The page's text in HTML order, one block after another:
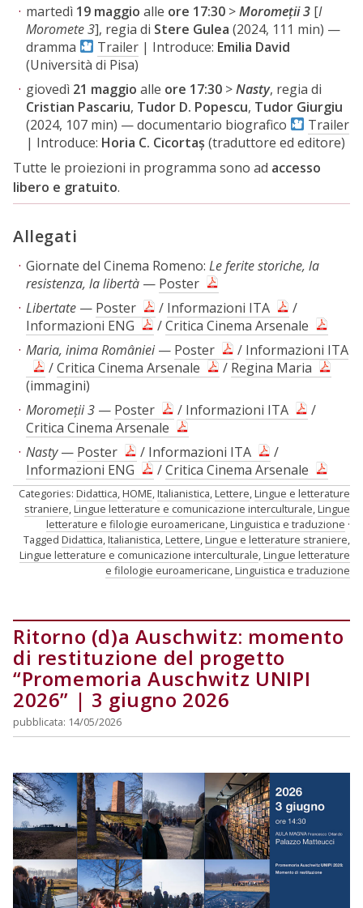
martedì 19 maggio alle ore 17:30 >Moromeții 3 [I
Moromete 3], regia di Stere Gulea (2024, 111 min) —
dramma
Trailer | Introduce: Emilia David
(Università di Pisa)
giovedì 21 maggio alle ore 17:30 >Nasty, regia di
Cristian Pascariu, Tudor D. Popescu, Tudor Giurgiu
(2024, 107 min) — documentario biografico
Trailer
| Introduce: Horia C. Cicortaș (traduttore ed editore)
Tutte le proiezioni in programma sono ad accesso
libero e gratuito.
Allegati
Giornate del Cinema Romeno: Le ferite storiche, la
resistenza, la libertà — Poster
Libertate — Poster / Informazioni ITA
/
Informazioni ENG
/Critica Cinema Arsenale
Maria, inima României— Poster / Informazioni ITA
/Critica Cinema Arsenale / Regina Maria
(immagini)
Moromeții 3 — Poster / Informazioni ITA
/
Critica Cinema Arsenale
Nasty— Poster / Informazioni ITA
/
Informazioni ENG
/Critica Cinema Arsenale
Categories: Didattica,HOME,Italianistica,Lettere,Lingue e letterature
straniere,Lingue letterature e comunicazione interculturale,Lingue
letterature e filologie euroamericane,Linguistica e traduzione
Tagged Didattica,Italianistica,Lettere,Lingue e letterature straniere,
Lingue letterature e comunicazione interculturale,Lingue letterature
e filologie euroamericane,Linguistica e traduzione
Ritorno (d)a Auschwitz: momento
di restituzione del progetto
“Promemoria Auschwitz UNIPI
2026” | 3 giugno 2026
pubblicata: 14/05/2026